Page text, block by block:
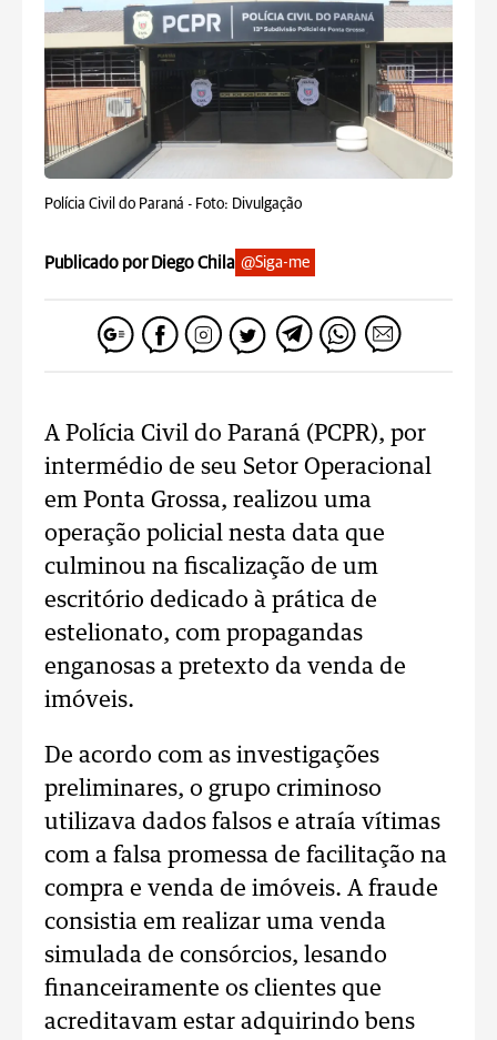
Polícia Civil do Paraná - Foto: Divulgação
Publicado por Diego Chila @Siga-me
A Polícia Civil do Paraná (PCPR), por
intermédio de seu Setor Operacional
em Ponta Grossa, realizou uma
operação policial nesta data que
culminou na fiscalização de um
escritório dedicado à prática de
estelionato, com propagandas
enganosas a pretexto da venda de
imóveis.
De acordo com as investigações
preliminares, o grupo criminoso
utilizava dados falsos e atraía vítimas
com a falsa promessa de facilitação na
compra e venda de imóveis. A fraude
consistia em realizar uma venda
simulada de consórcios, lesando
financeiramente os clientes que
acreditavam estar adquirindo bens